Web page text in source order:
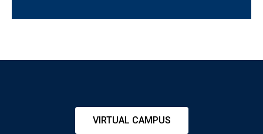
VIRTUAL CAMPUS